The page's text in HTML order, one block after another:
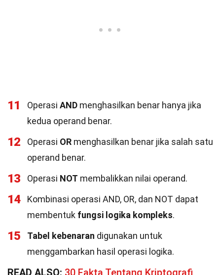
11 Operasi AND menghasilkan benar hanya jika
kedua operand benar.
12 Operasi OR menghasilkan benar jika salah satu
operand benar.
13 Operasi NOT membalikkan nilai operand.
14
Kombinasi operasi AND, OR, dan NOT dapat
membentuk fungsi logika kompleks.
15 Tabel kebenaran digunakan untuk
menggambarkan hasil operasi logika.
READ ALSO: 30 Fakta Tentang Kriptografi